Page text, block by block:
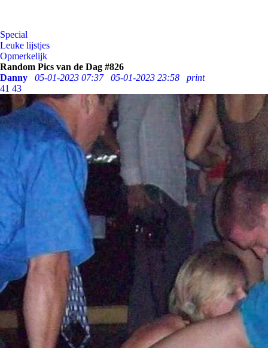
Special
Leuke lijstjes
Opmerkelijk
Random Pics van de Dag #826
Danny
05-01-2023 07:37 05-01-2023 23:58
print
41 43